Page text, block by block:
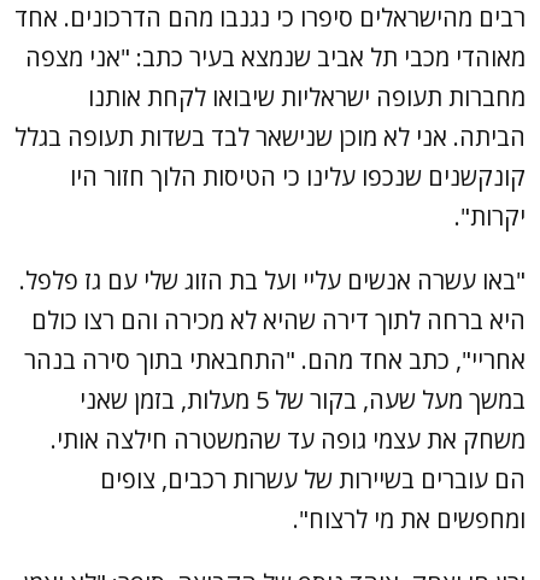
רבים מהישראלים סיפרו כי נגנבו מהם הדרכונים. אחד
מאוהדי מכבי תל אביב שנמצא בעיר כתב: "אני מצפה
מחברות תעופה ישראליות שיבואו לקחת אותנו
הביתה. אני לא מוכן שנישאר לבד בשדות תעופה בגלל
קונקשנים שנכפו עלינו כי הטיסות הלוך חזור היו
יקרות".
"באו עשרה אנשים עליי ועל בת הזוג שלי עם גז פלפל.
היא ברחה לתוך דירה שהיא לא מכירה והם רצו כולם
אחריי", כתב אחד מהם. "התחבאתי בתוך סירה בנהר
במשך מעל שעה, בקור של 5 מעלות, בזמן שאני
משחק את עצמי גופה עד שהמשטרה חילצה אותי.
הם עוברים בשיירות של עשרות רכבים, צופים
ומחפשים את מי לרצוח".